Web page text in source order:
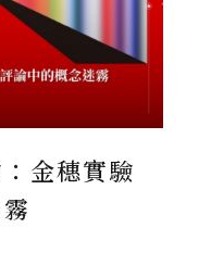
金穗實驗